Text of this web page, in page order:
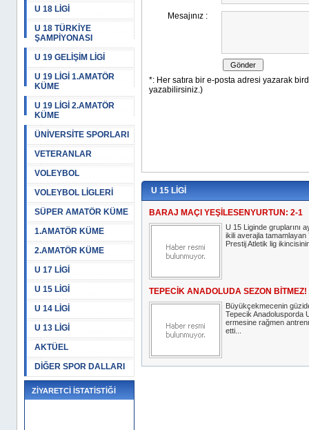
U 18 LİGİ
U 18 TÜRKİYE
ŞAMPİYONASI
U 19 GELİŞİM LİGİ
U 19 LİGİ 1.AMATÖR
KÜME
U 19 LİGİ 2.AMATÖR
KÜME
ÜNİVERSİTE SPORLARI
VETERANLAR
VOLEYBOL
VOLEYBOL LİGLERİ
SÜPER AMATÖR KÜME
1.AMATÖR KÜME
2.AMATÖR KÜME
U 17 LİGİ
U 15 LİGİ
U 14 LİGİ
U 13 LİGİ
AKTÜEL
DİĞER SPOR DALLARI
ZİYARETCİ İSTATİSTİĞİ
U 15 LİGİ
BARAJ MAÇI YEŞİLESENYURTUN: 2-1
U 15 Liginde gruplarını
ikili averajla tamamlayan
Prestij Atletik lig
TEPECİK ANADOLUDA SEZON BİTMEZ!
Büyükçekmecenin
Tepecik Anadolusporda
ermesine rağmen
etti...